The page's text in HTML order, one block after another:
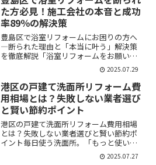
ませんか？特に品川区でマ...
た方必見！施工会社の本音と成功
率89％の解決策
豊島区で浴室リフォームにお困りの方へ
―断られた理由と「本当に叶う」解決策
を徹底解説「浴室リフォームをお願いし
たのに、業者から断られてしまった…」
「老朽化や使い勝手をどうにかしたいの
に、このまま諦めるしかないの？」豊島
区でリフォームを検討する...
2025.07.29
港区の戸建て洗面所リフォーム費
用相場とは？失敗しない業者選び
と賢い節約ポイント
港区の戸建て洗面所リフォーム費用相場
とは？失敗しない業者選びと賢い節約ポ
イント毎日使う洗面所。「もっと使いや
すくしたい」「古くなったので新しくし
たい」と考えたとき、最初に気になるの
2025.07.27